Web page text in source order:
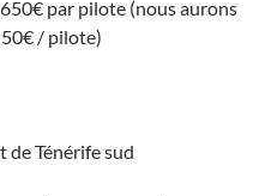
par pilote (nous aurons
50€ / pilote)
de Ténérife sud